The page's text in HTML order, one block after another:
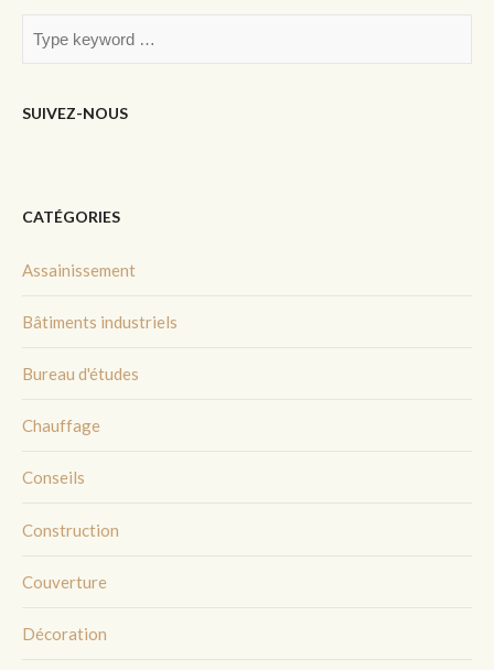
SUIVEZ-NOUS
CATÉGORIES
Assainissement
Bâtiments industriels
Bureau d'études
Chauffage
Conseils
Construction
Couverture
Décoration